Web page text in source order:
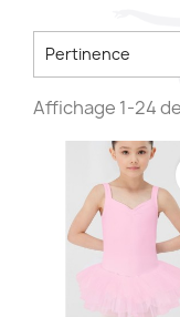
Pertinence
Affichage 1-24